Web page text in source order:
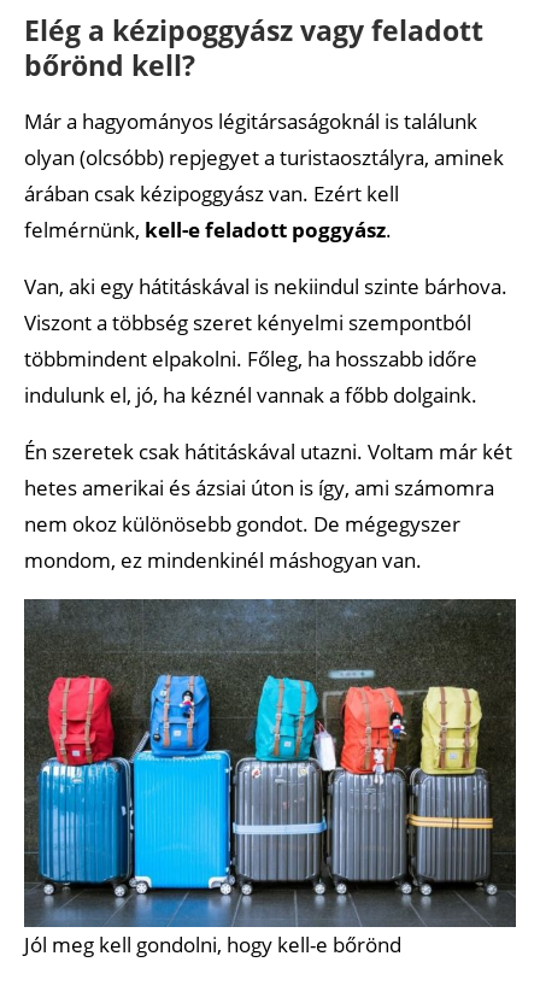
Elég a kézipoggyász vagy feladott
bőrönd kell?
Már a hagyományos légitársaságoknál is találunk
olyan (olcsóbb) repjegyet a turistaosztályra, aminek
árában csak kézipoggyász van. Ezért kell
felmérnünk, kell-e feladott poggyász.
Van, aki egy hátitáskával is nekiindul szinte bárhova.
Viszont a többség szeret kényelmi szempontból
többmindent elpakolni. Főleg, ha hosszabb időre
indulunk el, jó, ha kéznél vannak a főbb dolgaink.
Én szeretek csak hátitáskával utazni. Voltam már két
hetes amerikai és ázsiai úton is így, ami számomra
nem okoz különösebb gondot. De mégegyszer
mondom, ez mindenkinél máshogyan van.
Jól meg kell gondolni, hogy kell-e bőrönd